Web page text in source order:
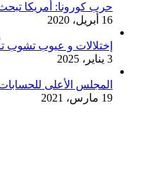
حرب كورونا: أمريكا
16 أبريل، 2020
إختلالات و عيوب تشوب
3 يناير، 2025
المجلس الأعلى
19 مارس، 2021